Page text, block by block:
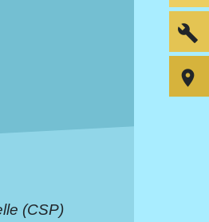
(CSP)
build
room